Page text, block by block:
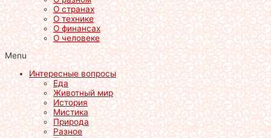
О странах
О технике
О финансах
О человеке
Menu
Интересные вопросы
Еда
Животный мир
История
Мистика
Природа
Разное